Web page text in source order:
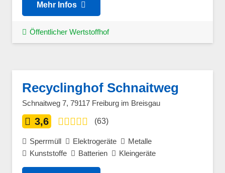
Mehr Infos
Öffentlicher Wertstoffhof
Recyclinghof Schnaitweg
Schnaitweg 7, 79117 Freiburg im Breisgau
3,6 (63)
Sperrmüll Elektrogeräte
Metalle
Kunststoffe
Batterien Kleingeräte